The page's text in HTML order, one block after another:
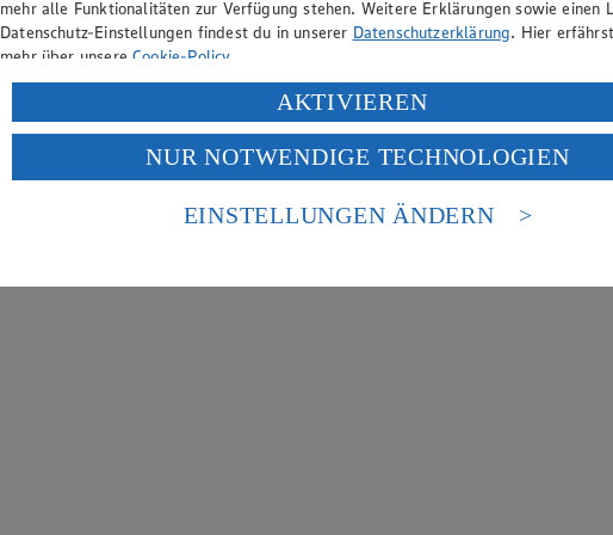
mehr alle Funktionalitäten zur Verfügung stehen. Weitere Erklärungen sowie einen
Datenschutz-Einstellungen findest du in unserer Datenschutzerklärung. Hier
mehr über unsereCookie-Policy.
Verarbeitung deiner personenbezogenen Daten in den USA durch Facebook und
Wenn du auf „Aktivieren“ klickst, willigst du im Sinne des Art. 49 Abs. 1 Satz 1 lit.
ein, dass deine Daten in den USA verarbeitet werden. Der EuGH sieht die USA als
einem nach europäischen Standards nicht angemessenen Datenschutzniveau an. Es
Risiko eines Zugriffs durch US-amerikanische Behörden.
AKTIVIEREN
NUR NOTWENDIGE TECHNOLOGIEN
EINSTELLUNGEN ÄNDERN